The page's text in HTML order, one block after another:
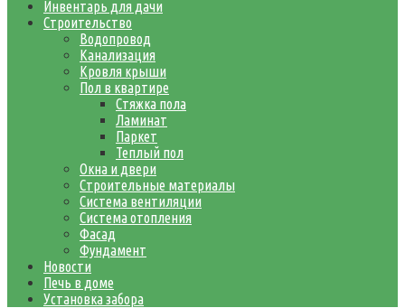
Инвентарь для дачи
Строительство
Водопровод
Канализация
Кровля крыши
Пол в квартире
Стяжка пола
Ламинат
Паркет
Теплый пол
Окна и двери
Строительные материалы
Система вентиляции
Система отопления
Фасад
Фундамент
Новости
Печь в доме
Установка забора